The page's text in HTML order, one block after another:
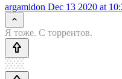
argamidon Dec 13 2020 at
Я тоже. С торрентов.